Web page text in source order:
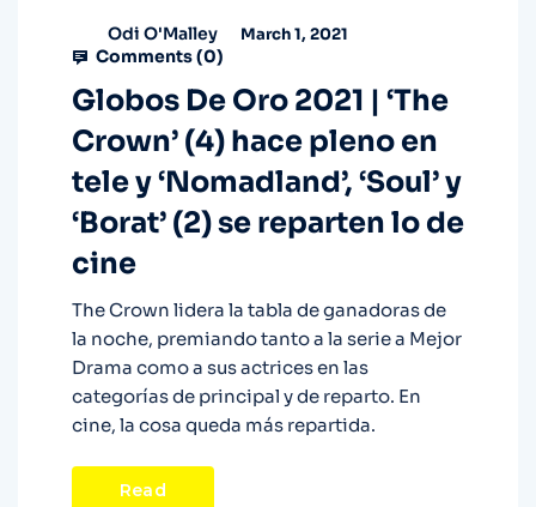
Odi O'Malley March 1, 2021
Comments (0)
Globos De Oro 2021 | ‘The
Crown’ (4) hace pleno en
tele y ‘Nomadland’, ‘Soul’ y
‘Borat’ (2) se reparten lo de
cine
The Crown lidera la tabla de ganadoras de
la noche, premiando tanto a la serie a Mejor
Drama como a sus actrices en las
categorías de principal y de reparto. En
cine, la cosa queda más repartida.
Read